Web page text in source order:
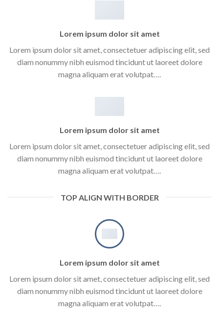
Lorem ipsum dolor sit amet
Lorem ipsum dolor sit amet, consectetuer adipiscing elit, sed
diam nonummy nibh euismod tincidunt ut laoreet dolore
magna aliquam erat volutpat….
Lorem ipsum dolor sit amet
Lorem ipsum dolor sit amet, consectetuer adipiscing elit, sed
diam nonummy nibh euismod tincidunt ut laoreet dolore
magna aliquam erat volutpat….
TOP ALIGN WITH BORDER
Lorem ipsum dolor sit amet
Lorem ipsum dolor sit amet, consectetuer adipiscing elit, sed
diam nonummy nibh euismod tincidunt ut laoreet dolore
magna aliquam erat volutpat….